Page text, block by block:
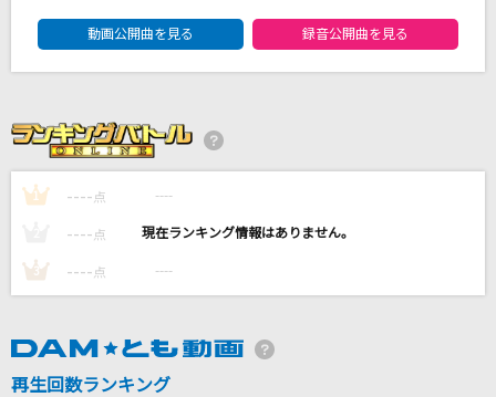
[生音]Who...(ayumi hamasaki COUNTDOWN L
花束
マリーゴールド
あいみょん
結束バンド
動画公開曲を見る 録音公開曲を見る
1 ---- 点 ----
---- 点 ----
3 ---- 点 ----
再生回数ランキング